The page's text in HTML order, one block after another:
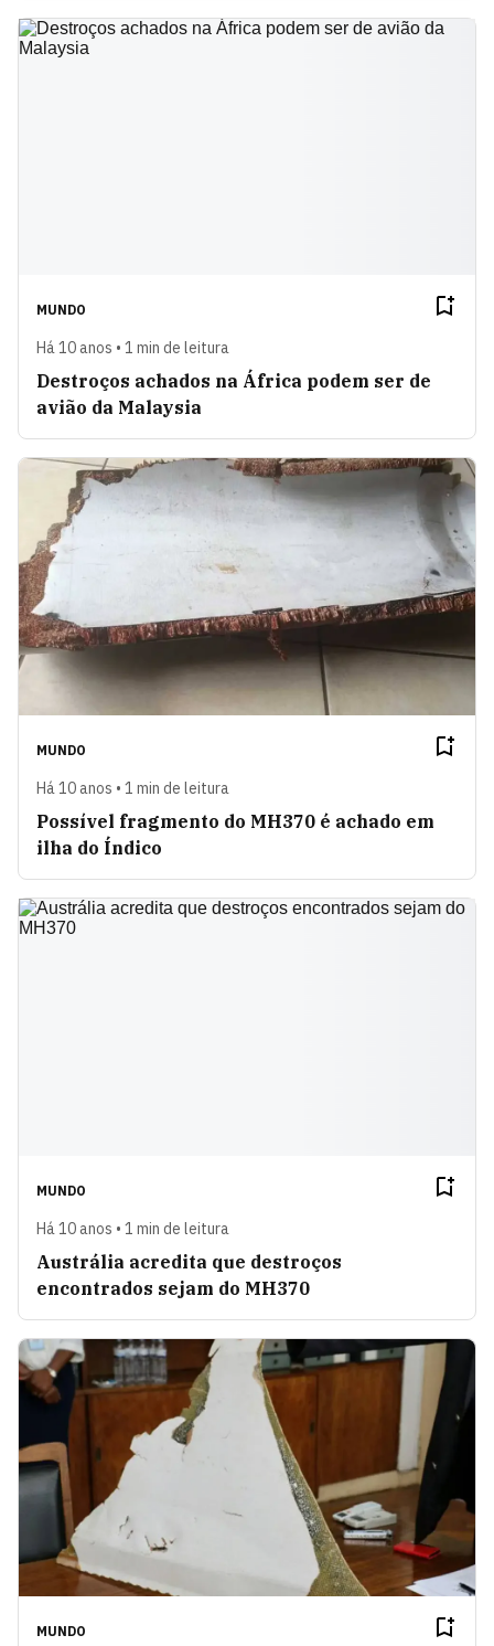
MUNDO
Há 10 anos • 1 min de leitura
Destroços achados na África podem ser de
avião da Malaysia
MUNDO
Há 10 anos • 1 min de leitura
Possível fragmento do MH370 é achado em
ilha do Índico
MUNDO
Há 10 anos • 1 min de leitura
Austrália acredita que destroços
encontrados sejam do MH370
MUNDO